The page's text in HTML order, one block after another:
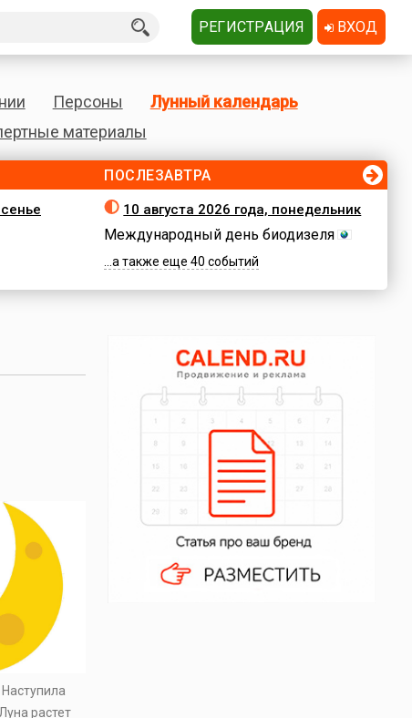
Персоны
Лунный календарь
материалы
ПОСЛЕЗАВТРА
10 августа 2026 года, понедельник
Международный день биодизеля
...а также еще 40 событий
растет
РЕГИСТРАЦИЯ ВХОД